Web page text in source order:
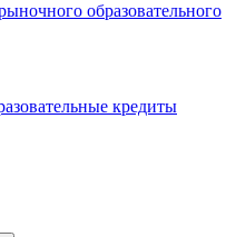
образовательного
кредиты